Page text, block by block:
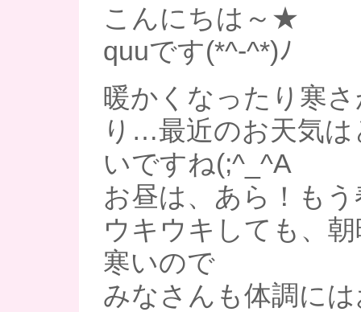
こんにちは～★
quuです(*^-^*)ﾉ
暖かくなったり寒
り…最近のお天気は
いですね(;^_^A
お昼は、あら！も
ウキウキしても、
寒いので
みなさんも体調に